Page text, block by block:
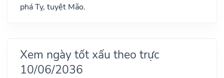
phá Tỵ, tuyệt Mão.
Xem ngày tốt xấu theo trực
10/06/2036